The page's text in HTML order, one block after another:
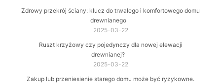
Zdrowy przekrój ściany: klucz do trwałego i komfortowego domu
drewnianego
2025-03-22
Ruszt krzyżowy czy pojedynczy dla nowej elewacji
drewnianej?
2025-03-22
Zakup lub przeniesienie starego domu może być ryzykowne.